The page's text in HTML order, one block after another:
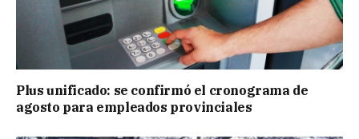
Plus unificado: se confirmó el cronograma de
agosto para empleados provinciales